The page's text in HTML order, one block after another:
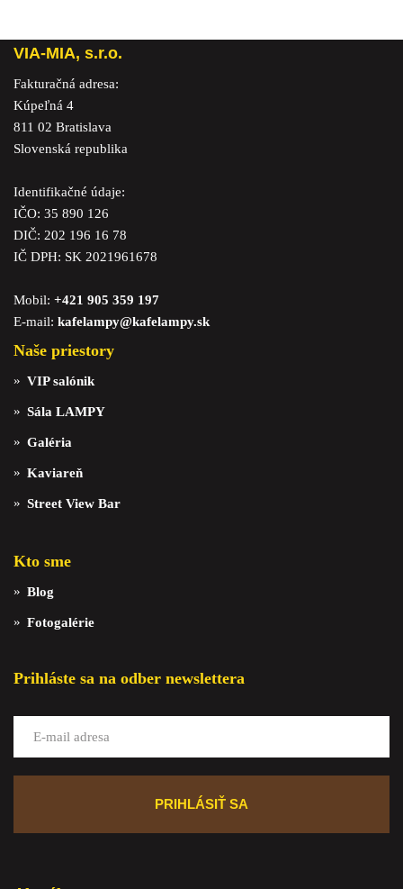
VIA-MIA, s.r.o.
Fakturačná adresa:
Kúpeľná 4
811 02 Bratislava
Slovenská republika
Identifikačné údaje:
IČO: 35 890 126
DIČ: 202 196 16 78
IČ DPH: SK 2021961678
Mobil: +421 905 359 197
E-mail: kafelampy@kafelampy.sk
Naše priestory
VIP salónik
Sála LAMPY
Galéria
Kaviareň
Street View Bar
Kto sme
Blog
Fotogalérie
Prihláste sa na odber newslettera